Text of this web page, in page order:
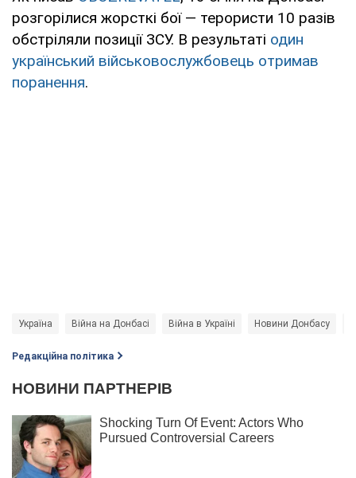
розгорілися жорсткі бої — терористи 10 разів
обстріляли позиції ЗСУ. В результаті один
український військовослужбовець отримав
поранення.
Україна Війна на Донбасі Війна в Україні Новини Донбасу
Редакційна політика